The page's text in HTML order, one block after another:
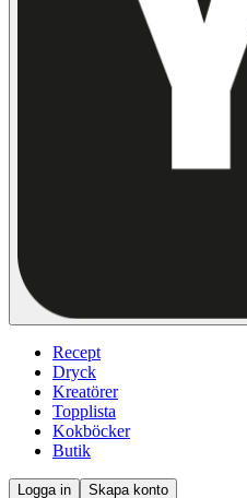
Recept
Dryck
Kreatörer
Topplista
Kokböcker
Butik
Logga in Skapa konto